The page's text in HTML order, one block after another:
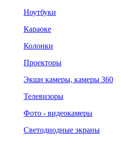
Ноутбуки
Караоке
Колонки
Проекторы
Экшн камеры, камеры 360
Телевизоры
Фото - видеокамеры
Светодиодные экраны